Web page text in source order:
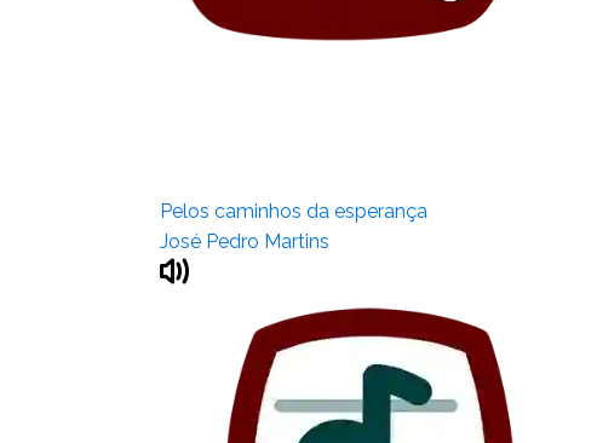
Pelos caminhos da esperança
José Pedro Martins